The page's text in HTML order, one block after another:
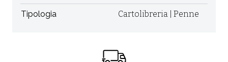
Tipologia Cartolibreria | Penne